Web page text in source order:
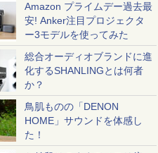
Amazon プライムデー過去最
安! Anker注目プロジェクタ
ー3モデルを使ってみた
総合オーディオブランドに進
化するSHANLINGとは何者
か？
鳥肌ものの「DENON
HOME」サウンドを体感し
た！